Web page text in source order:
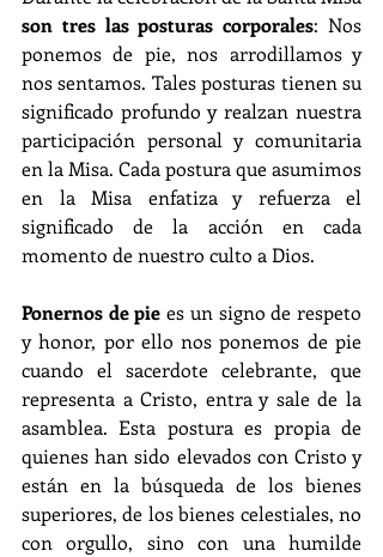
son tres las posturas corporales: Nos
ponemos de pie, nos arrodillamos y
nos sentamos. Tales posturas tienen su
significado profundo y realzan nuestra
participación personal y comunitaria
en la Misa. Cada postura que asumimos
en la Misa enfatiza y refuerza el
significado de la acción en cada
momento de nuestro culto a Dios.
Ponernos de pie es un signo de respeto
y honor, por ello nos ponemos de pie
cuando el sacerdote celebrante, que
representa a Cristo, entra y sale de la
asamblea. Esta postura es propia de
quienes han sido elevados con Cristo y
están en la búsqueda de los bienes
superiores, de los bienes celestiales, no
con orgullo, sino con una humilde